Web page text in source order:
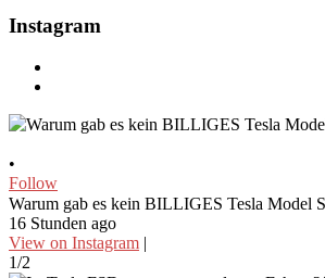
Instagram
•
Follow
Warum gab es kein BILLIGES Tesla Model
16 Stunden ago
View on Instagram |
1/2